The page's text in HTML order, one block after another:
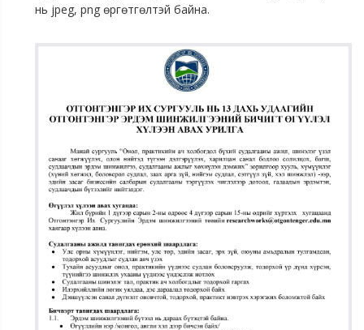
нь jpeg, png өргөтгөлтэй байна.